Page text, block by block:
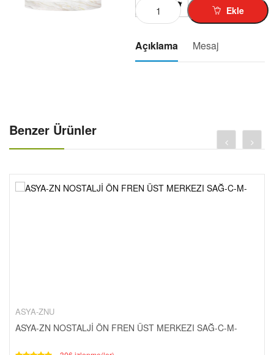
MZ-125-150-1-
PEGO-103-1-
ELEKT-BISIKLET-1-
MOTOR DIŞ LASTIK-1-
KAPORTA SETLERI-1-
Ekle
Açıklama Mesaj
Benzer Ürünler
ASYA-ZNU
ASYA-ZN NOSTALJİ ÖN FREN ÜST MERKEZI SAĞ-C-M-